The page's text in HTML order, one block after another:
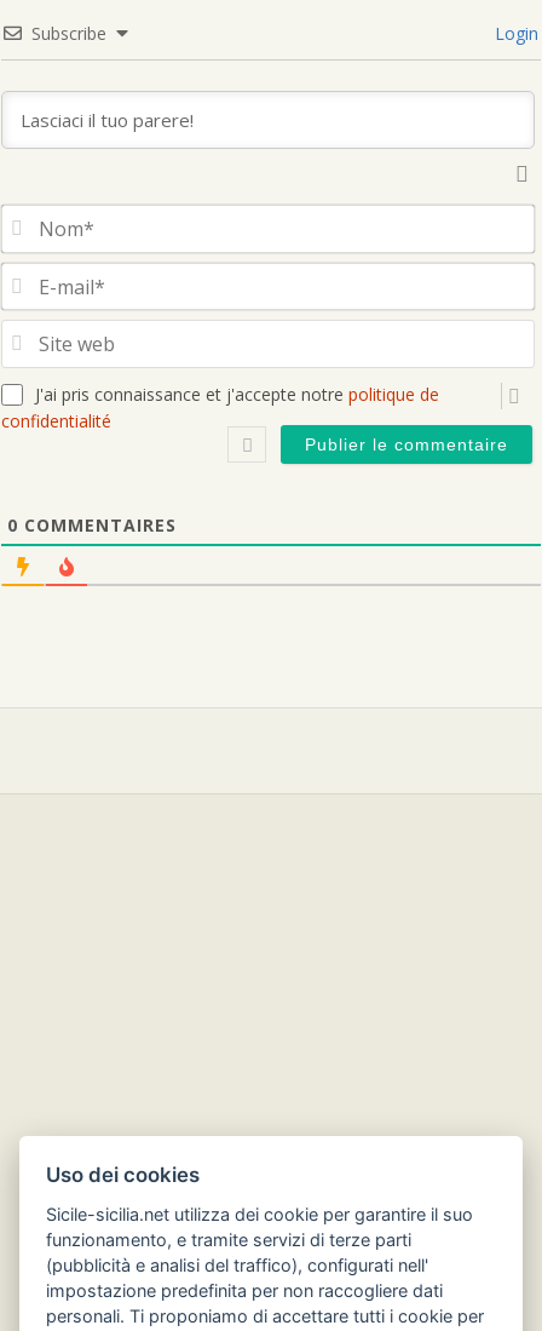
Subscribe Login
J'ai pris connaissance et j'accepte notre politique de
confidentialité
0 COMMENTAIRES
Hôtels en Sicile
Uso dei cookies
Sicile-sicilia.net utilizza dei cookie per garantire il suo
funzionamento, e tramite servizi di terze parti
(pubblicità e analisi del traffico), configurati nell'
impostazione predefinita per non raccogliere dati
personali. Ti proponiamo di accettare tutti i cookie per